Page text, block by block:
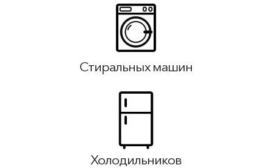
Стиральных машин
Холодильников